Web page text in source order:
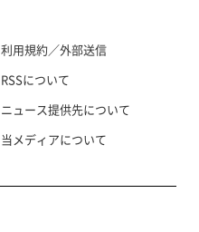
利用規約／外部送信
RSSについて
ニュース提供先について
当メディアについて